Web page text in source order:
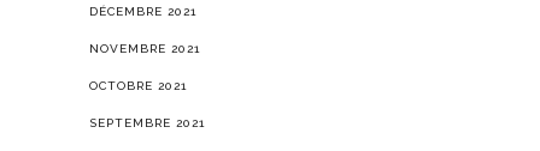
DÉCEMBRE 2021
NOVEMBRE 2021
OCTOBRE 2021
SEPTEMBRE 2021